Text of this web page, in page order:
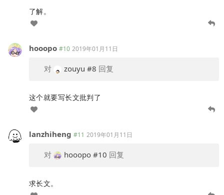
了解。
hooopo #10 2019年01月11日
对 zouyu #8 回复
这个就要写长文批判了
lanzhiheng #11 2019年01月11日
对 hooopo #10 回复
求长文。